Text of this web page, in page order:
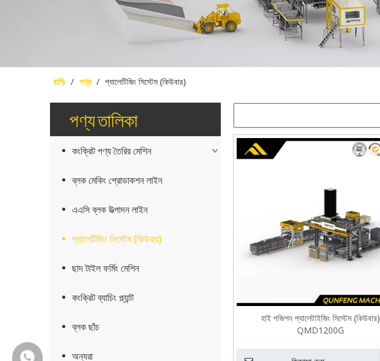
বাড়ি / পণ্য / প্যালেটিজিং সিস্টেম (কিউবার)
পণ্য তালিকা
কংক্রিট পণ্য তৈরির মেশিন
ব্লক মেকিং প্রোডাকশন লাইন
এএসি ব্লক উত্পাদন লাইন
প্যালেটিজিং সিস্টেম (কিউবার)
ছাদ টাইল ফর্মিং মেশিন
কংক্রিট ব্যাচিং প্ল্যান্ট
ব্লক ছাঁচ
অন্যরা
হাই পজিশন প্যালেটাইজিং সিস্টেম (কিউবার)
QMD1200G
+86-18150503129